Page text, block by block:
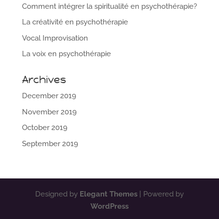
Comment intégrer la spiritualité en psychothérapie?
La créativité en psychothérapie
Vocal Improvisation
La voix en psychothérapie
Archives
December 2019
November 2019
October 2019
September 2019
Designed by Elegant Themes| Powered by
WordPress